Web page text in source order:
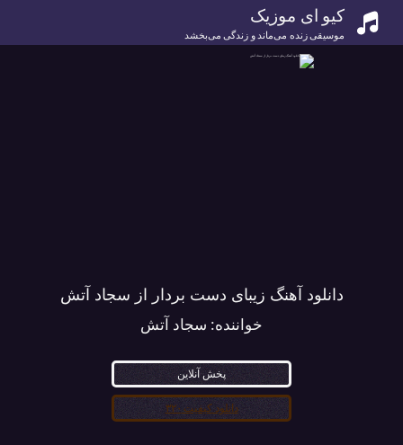
کیو ای موزیک
موسیقی زنده می‌ماند و زندگی می‌بخشد
دانلود آهنگ زیبای دست بردار از سجاد آتش
خواننده: سجاد آتش
پخش آنلاین
دانلود کیفیت ۳۲۰